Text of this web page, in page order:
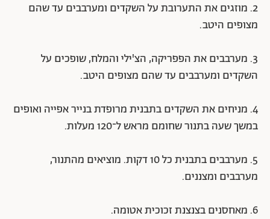
2. מוזגים את התערובת על השקדים ומערבבים עד שהם
מצופים היטב.
3. מערבבים את הפפריקה, הצ'ילי והמלח, שופכים על
השקדים ומערבבים עד שהם מצופים היטב.
4. מניחים את השקדים בתבנית מרופדת בנייר אפייה ואופים
במשך שעה בתנור שחומם מראש ל־120 מעלות.
5. מערבבים בתבנית כל 10 דקות. מוציאים מהתנור,
מערבבים ומצננים.
6. מאחסנים בצנצנת זכוכית אטומה.